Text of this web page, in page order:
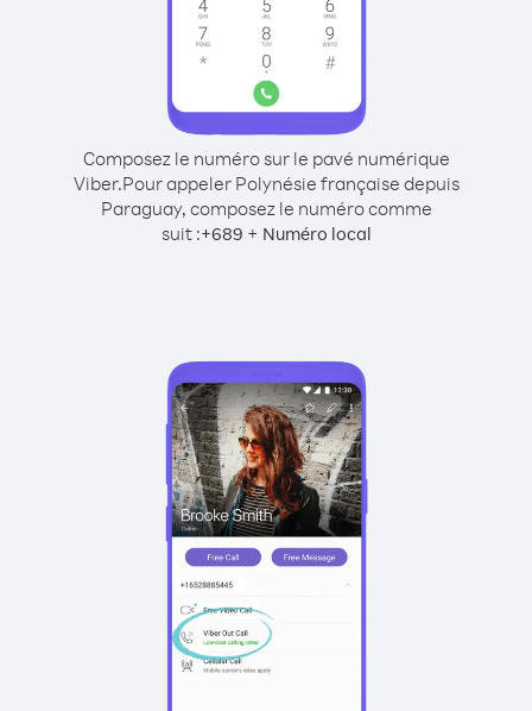
Composez le numéro sur le pavé numérique
Viber.Pour appeler Polynésie française depuis
Paraguay, composez le numéro comme
suit :+689 + Numéro local